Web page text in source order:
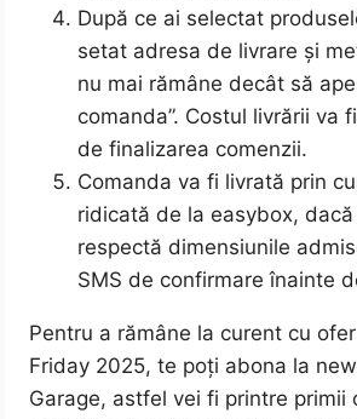
După ce ai selectat
setat adresa de livrare și
nu mai rămâne decât să
comanda”. Costul livrării va
de finalizarea comenzii.
Comanda va fi livrată prin
ridicată de la easybox,
respectă dimensiunile
SMS de confirmare înainte
Pentru a rămâne la curent cu
Friday 2025, te poți abona la
Garage, astfel vei fi printre primii